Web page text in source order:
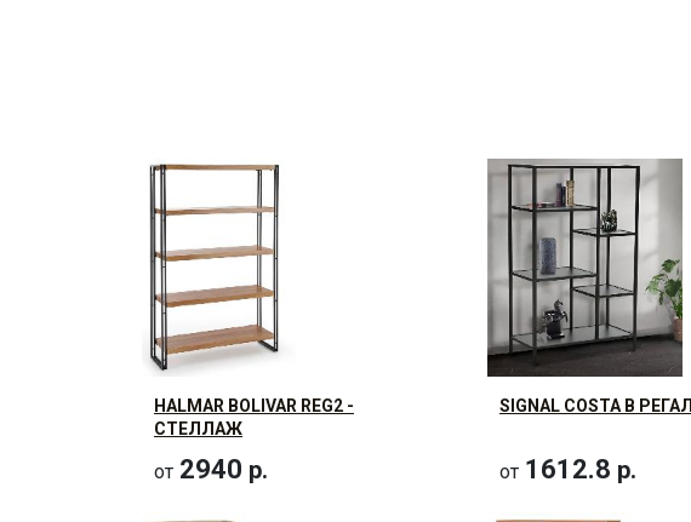
HALMAR BOLIVAR REG2 -
СТЕЛЛАЖ
от 2940 р.
SIGNAL COSTA B РЕГАЛ
от 1612.8 р.